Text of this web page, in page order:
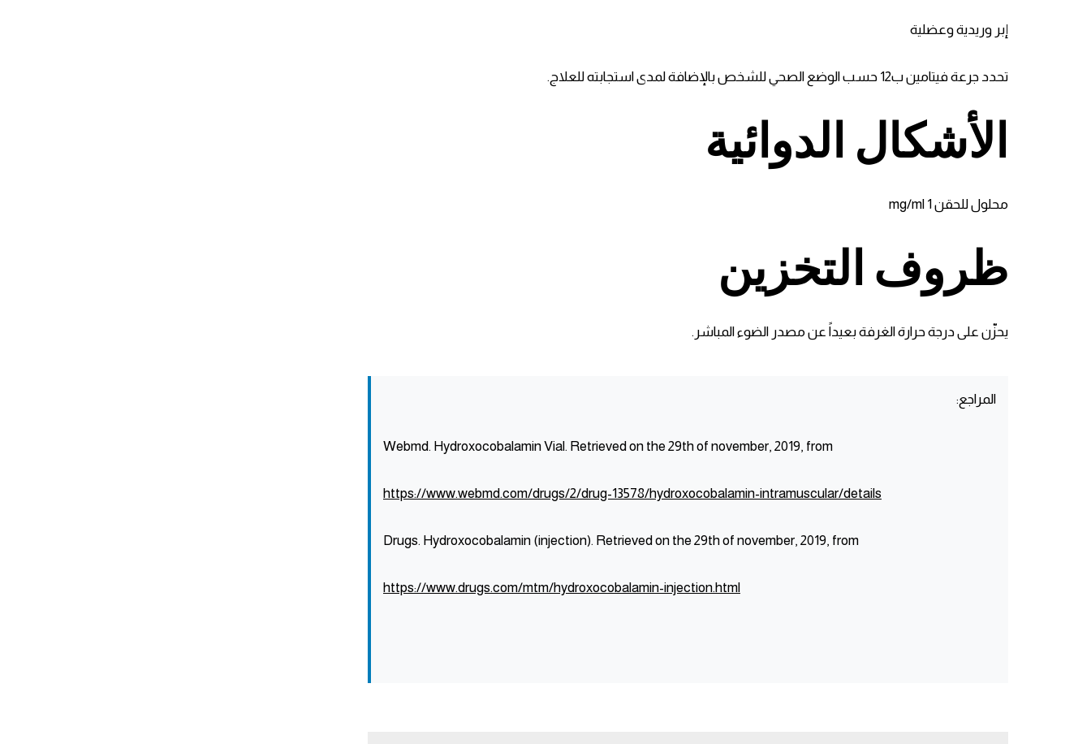
إبر وريدية وعضلية
تحدد جرعة فيتامين ب12 حسب الوضع الصحي للشخص بالإضافة لمدى استجابته للعلاج.
الأشكال الدوائية
محلول للحقن 1 mg/ml
ظروف التخزين
يحزّن على درجة حرارة الغرفة بعيداً عن مصدر الضوء المباشر.
المراجع:
Webmd. Hydroxocobalamin Vial. Retrieved on the 29th of november, 2019, from
https://www.webmd.com/drugs/2/drug-13578/hydroxocobalamin-intramuscular/details
Drugs. Hydroxocobalamin (injection). Retrieved on the 29th of november, 2019, from
https://www.drugs.com/mtm/hydroxocobalamin-injection.html